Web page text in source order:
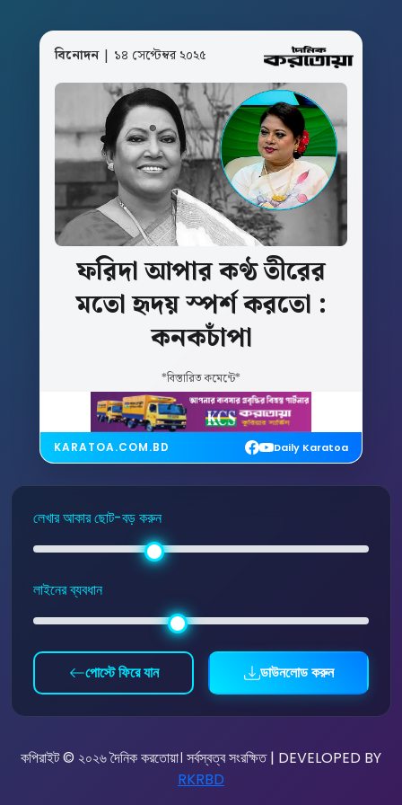
বিনোদন| ১৪ সেপ্টেম্বর ২০২৫
ফরিদাআপারকণ্ঠতীরের
মতোহৃদয়স্পর্শকরতো :
কনকচাঁপা
*বিস্তারিত কমেন্টে*
KARATOA.COM.BD Daily Karatoa
লেখার আকার ছোট-বড় করুন
লাইনের ব্যবধান
পোস্টে ফিরে যান ডাউনলোড করুন
কপিরাইট © ২০২৬ দৈনিক করতোয়া। সর্বস্বত্ব সংরক্ষিত | DEVELOPED BY
RKRBD